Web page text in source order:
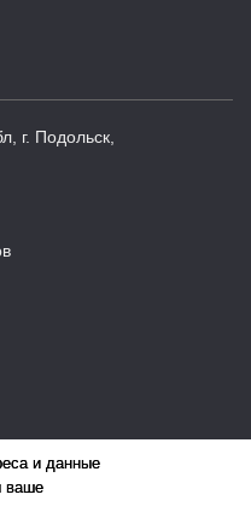
и данные
ваше
г. Подольск,